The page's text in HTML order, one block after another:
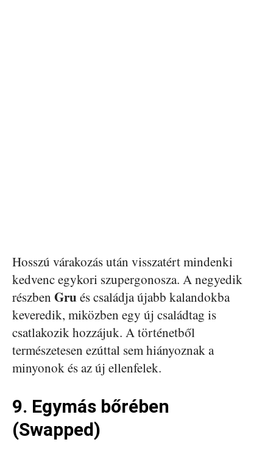
Hosszú várakozás után visszatért mindenki
kedvenc egykori szupergonosza. A negyedik
részben Grués családja újabb kalandokba
keveredik, miközben egy új családtag is
csatlakozik hozzájuk. A történetből
természetesen ezúttal sem hiányoznak a
minyonok és az új ellenfelek.
9. Egymás bőrében
(Swapped)